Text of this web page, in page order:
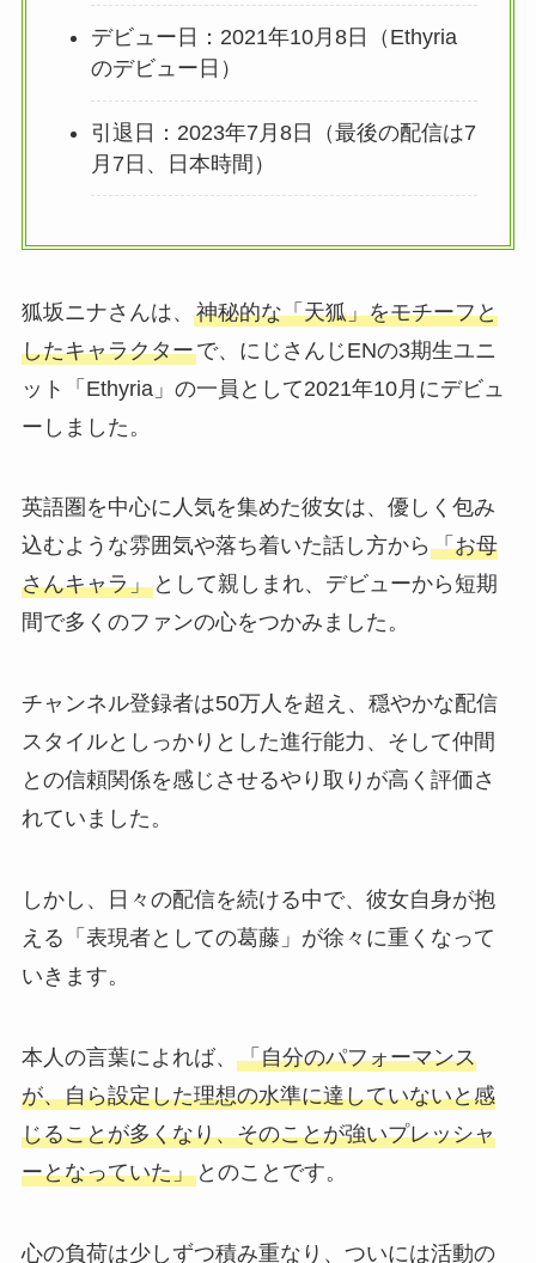
デビュー日：2021年10月8日（Ethyria
のデビュー日）
引退日：2023年7月8日（最後の配信は7
月7日、日本時間）
狐坂ニナさんは、 神秘的な「天狐」をモチーフと
したキャラクターで、にじさんじENの3期生ユニ
ット「Ethyria」の一員として2021年10月にデビュ
ーしました。
英語圏を中心に人気を集めた彼女は、優しく包み
込むような雰囲気や落ち着いた話し方から 「お母
さんキャラ」として親しまれ、デビューから短期
間で多くのファンの心をつかみました。
チャンネル登録者は50万人を超え、穏やかな配信
スタイルとしっかりとした進行能力、そして仲間
との信頼関係を感じさせるやり取りが高く評価さ
れていました。
しかし、日々の配信を続ける中で、彼女自身が抱
える「表現者としての葛藤」が徐々に重くなって
いきます。
本人の言葉によれば、 「自分のパフォーマンス
が、自ら設定した理想の水準に達していないと感
じることが多くなり、そのことが強いプレッシャ
ーとなっていた」とのことです。
心の負荷は少しずつ積み重なり、ついには活動の